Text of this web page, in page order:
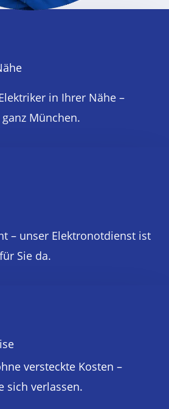
in Ihrer Nähe –
München.
– unser Elektronotdienst ist
Sie da.
versteckte Kosten –
sich verlassen.